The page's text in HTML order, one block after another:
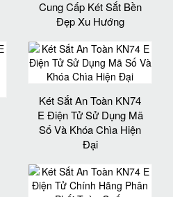
Cung Cấp Két Sắt Bền
Đẹp Xu Hướng
Két Sắt An Toàn KN74
E Điện Tử Sử Dụng Mã
Số Và Khóa Chìa Hiện
Đại